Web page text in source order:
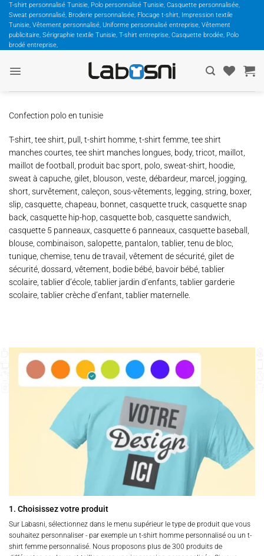
Passer
contenu
T-shirt personnalisé Tunisie, Polo personnalisé Tunisie, Casquette personnalisée,
Sweat personnalisé, Broderie personnalisée, Flocage t-shirt, Impression textile
Tunisie, Vêtement personnalisé, Uniforme personnalisé entreprise, Vêtement
publicitaire, Sérigraphie textile Tunisie, T-shirt entreprise, Casquette brodée, Polo
brodé entreprise,
Confection polo en tunisie
T-shirt, tee shirt, pull, t-shirt homme, t-shirt femme, tee shirt
manches courtes, tee shirt manches longues, body, tricot, maillot,
maillot de football, produit bac sport, polo, sweat-shirt, hoodie,
sweat à capuche, gilet, blouson, veste, débardeur, marcel, jogging,
short, survêtement, caleçon, sous-vêtements, legging, string, boxer,
slip, casquette, chapeau, bonnet, casquette truck, casquette snap
back, casquette hip-hop, casquette bob, casquette sandwich,
casquette 5 panneaux, casquette 6 panneaux, casquette baseball,
blouse, combinaison, salopette, pantalon, tablier, tenu de bloc,
tunique, chemise, tenu de travail, vêtement de sécurité, gilet de
sécurité, dossard, vêtement, bodie bébé, bavoir bébé, tablier
scolaire, tablier d’école, tablier jardin d’enfants, tablier garderie
scolaire, tablier crèche d’enfant, tablier maternelle.
1. Choisissez votre produit
Sur Labasni, sélectionnez dans le menu supérieur le type de produit que vous
souhaitez personnaliser - par exemple un t-shirt homme personnalisé ou un t-
shirt femme personnalisé. Nous proposons plus de 300 produits de